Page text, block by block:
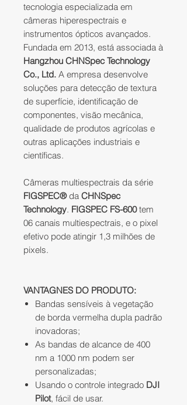
tecnologia especializada em
câmeras hiperespectrais e
instrumentos ópticos avançados.
Fundada em 2013, está associada à
Hangzhou CHNSpec Technology
Co., Ltd. A empresa desenvolve
soluções para detecção de textura
de superfície, identificação de
componentes, visão mecânica,
qualidade de produtos agrícolas e
outras aplicações industriais e
científicas.
Câmeras multiespectrais da série
FIGSPEC®da CHNSpec
Technology. FIGSPEC FS-600tem
06 canais multiespectrais, e o pixel
efetivo pode atingir 1,3 milhões de
pixels.
VANTAGNES DO PRODUTO:
Bandas sensíveis à vegetação
de borda vermelha dupla padrão
inovadoras;
As bandas de alcance de 400
nm a 1000 nm podem ser
personalizadas;
Usando o controle integrado DJI
Pilot, fácil de usar.